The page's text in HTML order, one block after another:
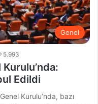
Genel
5.993
Edildi
Kurulu’nda, bazı